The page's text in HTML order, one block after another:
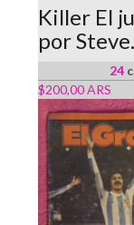
Killer El
por
24
$200,00 ARS